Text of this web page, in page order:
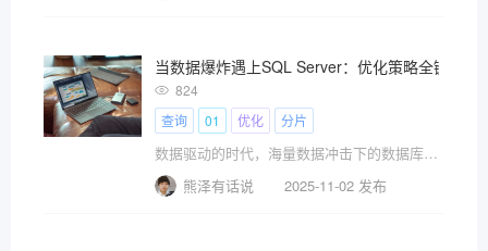
当数据爆炸遇上SQL Server：优化策略全链路解
824
查询
01 优化 分片
数据驱动的时代，海量数据冲击下的数据库性能成为系统成败的关键。SQL Server作为企业级数据库的常青树，面对单表亿级数据量时，我们往往陷入分库分表与否的抉择困境。我们浅浅的解析一下从索引优化到架构升级的全链路优化策略
熊泽有话说
2025-11-02 发布